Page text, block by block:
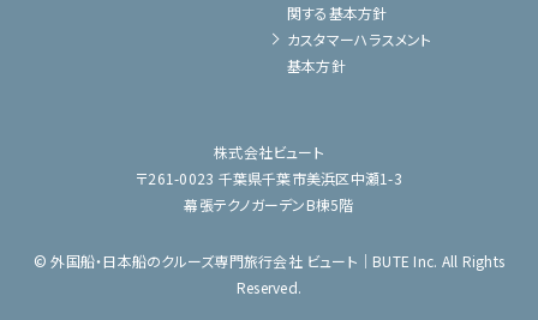
関する基本方針
カスタマーハラスメント
基本方針
株式会社ビュート
〒261-0023 千葉県千葉市美浜区中瀬1-3
幕張テクノガーデンB棟5階
© 外国船・日本船のクルーズ専門旅行会社 ビュート｜BUTE Inc. All Rights
Reserved.